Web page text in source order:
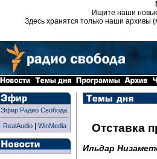
Ищите наши
Здесь хранятся только наши архивы
Эфир Радио Свобода
RealAudio| WinMedia Отставка
Ильдар